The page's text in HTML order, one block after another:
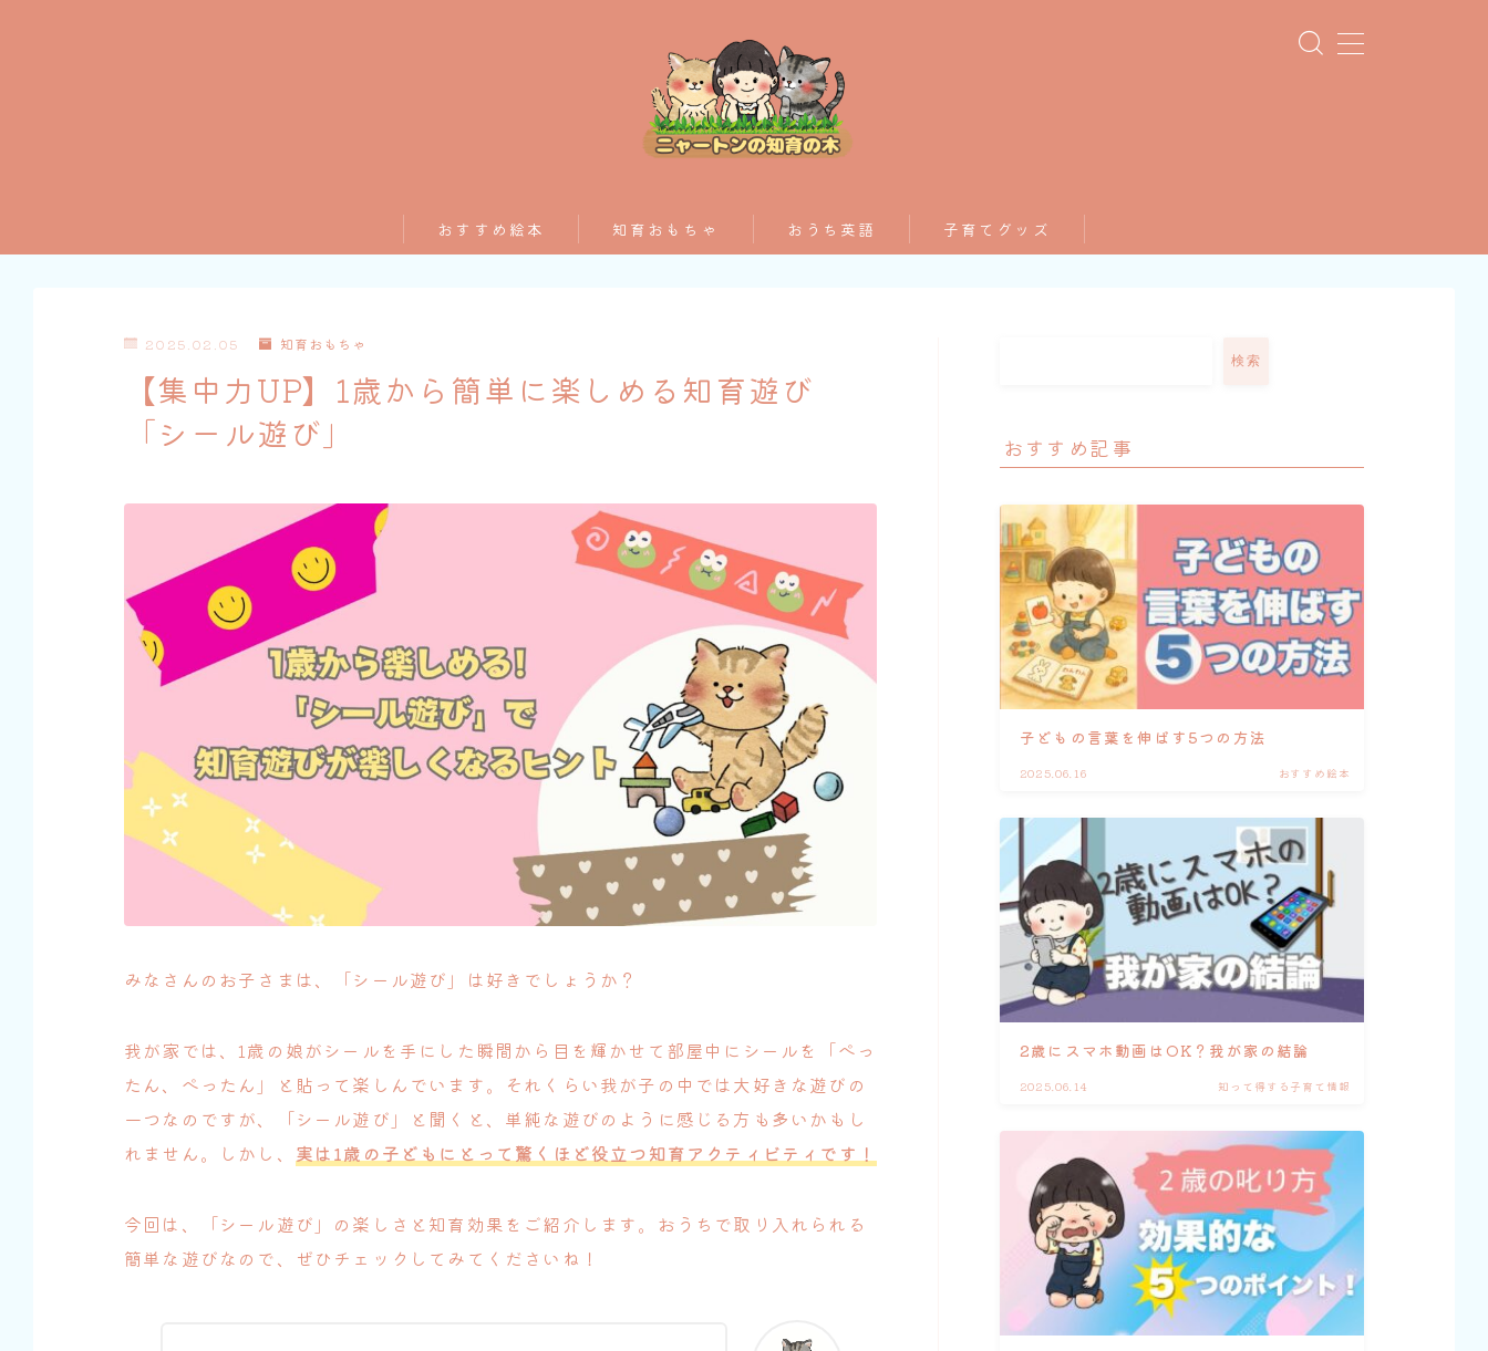
おすすめ絵本 知育おもちゃ おうち英語 子育てグッズ
おすすめ絵本
2025.02.05 知育おもちゃ
【集中力UP】1歳から簡単に楽しめる知育遊び
「シール遊び」
みなさんのお子さまは、「シール遊び」は好きでしょうか？
我が家では、1歳の娘がシールを手にした瞬間から目を輝かせて部屋中にシールを「ぺっ
たん、ぺったん」と貼って楽しんでいます。それくらい我が子の中では大好きな遊びの
一つなのですが、「シール遊び」と聞くと、単純な遊びのように感じる方も多いかもし
れません。しかし、 実は1歳の子どもにとって驚くほど役立つ知育アクティビティです！
今回は、「シール遊び」の楽しさと知育効果をご紹介します。おうちで取り入れられる
簡単な遊びなので、ぜひチェックしてみてくださいね！
検索
おすすめ記事
子どもの言葉を伸ばす5つの方法
2025.06.16 おすすめ絵本
2歳にスマホ動画はOK？我が家の結論
2025.06.14 知って得する子育て情報